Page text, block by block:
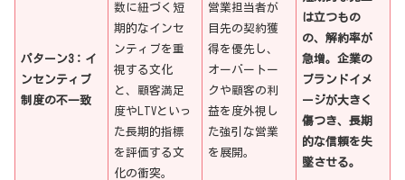
パターン3：イ
ンセンティブ
制度の不一致
数に紐づく短
期的なインセ
ンティブを重
視する文化
と、顧客満足
度やLTVといっ
た長期的指標
を評価する文
化の衝突。
営業担当者が
目先の契約獲
得を優先し、
オーバートー
クや顧客の利
益を度外視し
た強引な営業
を展開。
は立つもの
の、解約率が
急増。企業の
ブランドイメ
ージが大きく
傷つき、長期
的な信頼を失
墜させる。